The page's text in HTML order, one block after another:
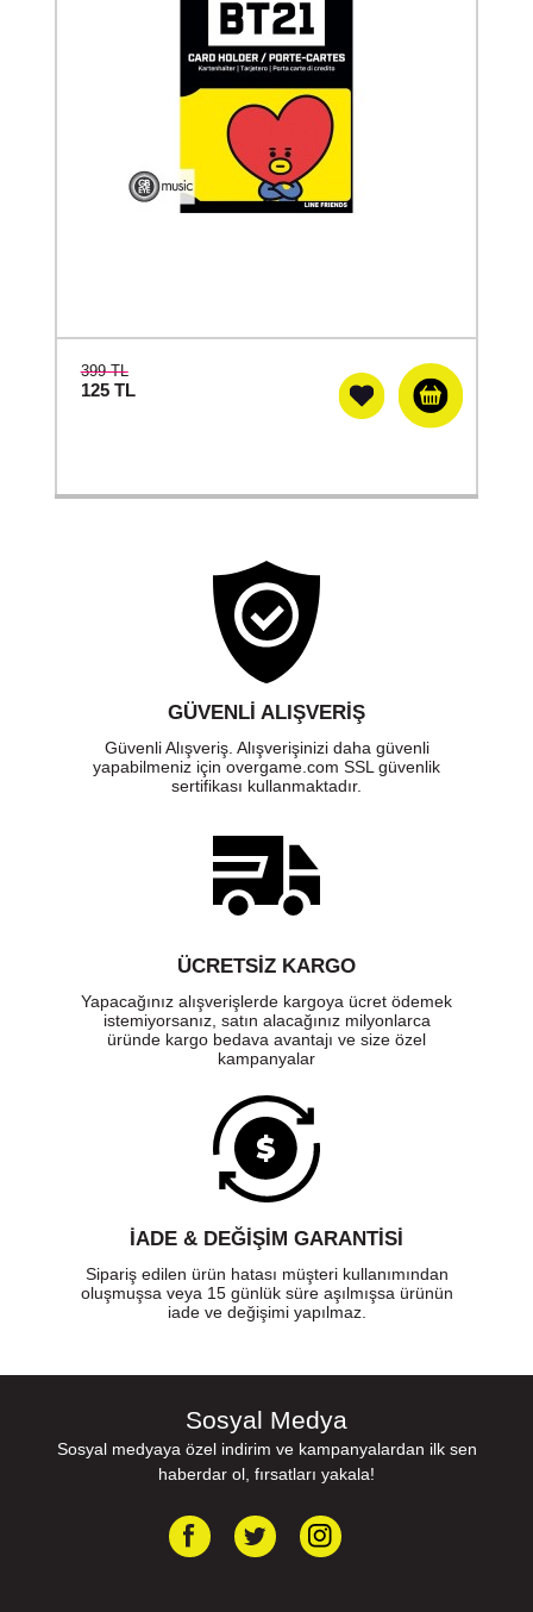
399 TL
125 TL
GÜVENLI ALIŞVERIŞ
Güvenli Alışveriş. Alışverişinizi daha güvenli
yapabilmeniz için overgame.com SSL güvenlik
sertifikası kullanmaktadır.
ÜCRETSIZ KARGO
Yapacağınız alışverişlerde kargoya ücret ödemek
istemiyorsanız, satın alacağınız milyonlarca
üründe kargo bedava avantajı ve size özel
kampanyalar
İADE & DEĞİŞİM GARANTİSİ
Sipariş edilen ürün hatası müşteri kullanımından
oluşmuşsa veya 15 günlük süre aşılmışsa ürünün
iade ve değişimi yapılmaz.
Sosyal Medya
Sosyal medyaya özel indirim ve kampanyalardan ilk sen
haberdar ol, fırsatları yakala!